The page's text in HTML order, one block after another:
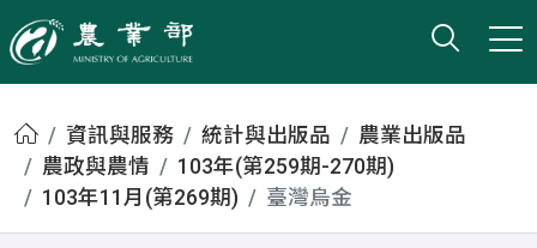
農業部
打開
小版
首頁資訊與服務 統計與出版品
農業出版品
農政與農情
103年(第259期-270期)
103年11月(第269期)
臺灣烏金